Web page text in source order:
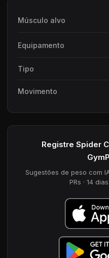
Músculo alvo
Equipamento
Tipo
Movimento
Registre Spider
Sugestões de peso com
PRs · 14